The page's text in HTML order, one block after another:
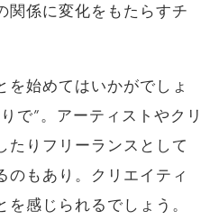
関係に変化をもたらすチ
を始めてはいかがでしょ
で”。アーティストやクリ
たりフリーランスとして
のもあり。クリエイティ
感じられるでしょう。